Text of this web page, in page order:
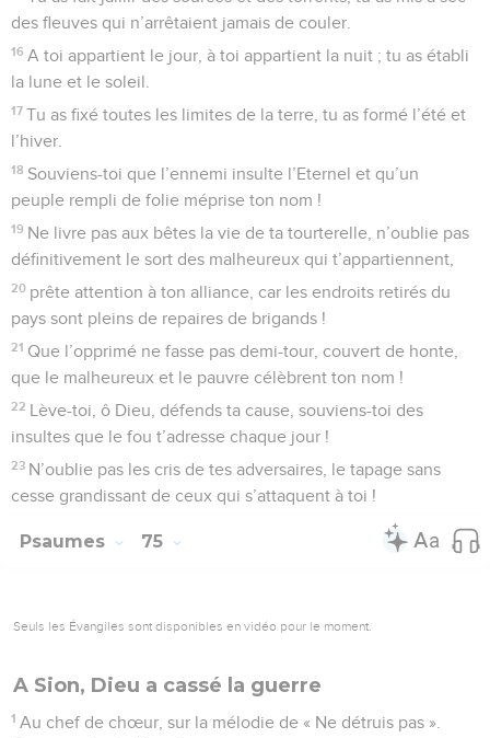
des fleuves qui n’arrêtaient jamais de couler.
16 A toi appartient le jour, à toi appartient la nuit ; tu as établi
la lune et le soleil.
17 Tu as fixé toutes les limites de la terre, tu as formé l’été et
l’hiver.
18 Souviens-toi que l’ennemi insulte l’Eternel et qu’un
peuple rempli de folie méprise ton nom !
19 Ne livre pas aux bêtes la vie de ta tourterelle, n’oublie pas
définitivement le sort des malheureux qui t’appartiennent,
20 prête attention à ton alliance, car les endroits retirés du
pays sont pleins de repaires de brigands !
21 Que l’opprimé ne fasse pas demi-tour, couvert de honte,
que le malheureux et le pauvre célèbrent ton nom !
22 Lève-toi, ô Dieu, défends ta cause, souviens-toi des
insultes que le fou t’adresse chaque jour !
23 N’oublie pas les cris de tes adversaires, le tapage sans
cesse grandissant de ceux qui s’attaquent à toi !
Psaumes 75
Seuls les Évangiles sont disponibles en vidéo pour le moment.
A Sion, Dieu a cassé la guerre
1 Au chef de chœur, sur la mélodie de « Ne détruis pas ».